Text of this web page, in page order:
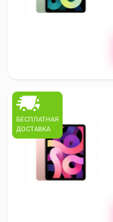
БЕСПЛАТНАЯ
ДОСТАВКА